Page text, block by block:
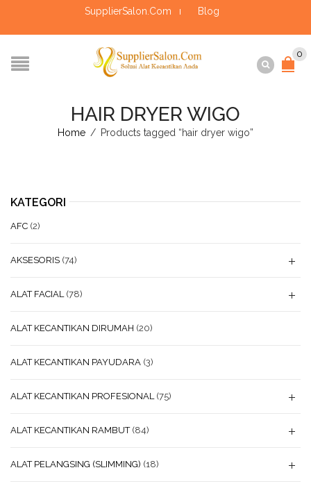
SupplierSalon.Com Blog
0
HAIR DRYER WIGO
Home / Products tagged “hair dryer wigo”
KATEGORI
AFC (2)
AKSESORIS (74)
ALAT FACIAL (78)
ALAT KECANTIKAN DIRUMAH (20)
ALAT KECANTIKAN PAYUDARA (3)
ALAT KECANTIKAN PROFESIONAL (75)
ALAT KECANTIKAN RAMBUT (84)
ALAT PELANGSING (SLIMMING) (18)